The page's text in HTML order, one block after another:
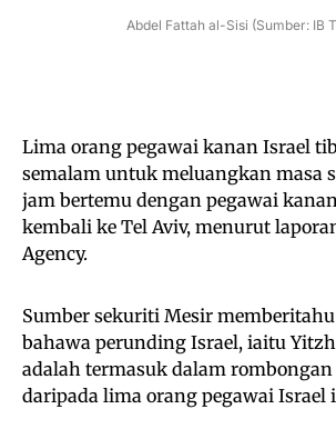
Abdel Fattah al-Sisi (Sumber: IB
Lima orang pegawai kanan Israel
semalam untuk meluangkan masa
jam bertemu dengan pegawai
kembali ke Tel Aviv, menurut
Agency.
Sumber sekuriti Mesir
bahawa perunding Israel, iaitu
adalah termasuk dalam
daripada lima orang pegawai Israel